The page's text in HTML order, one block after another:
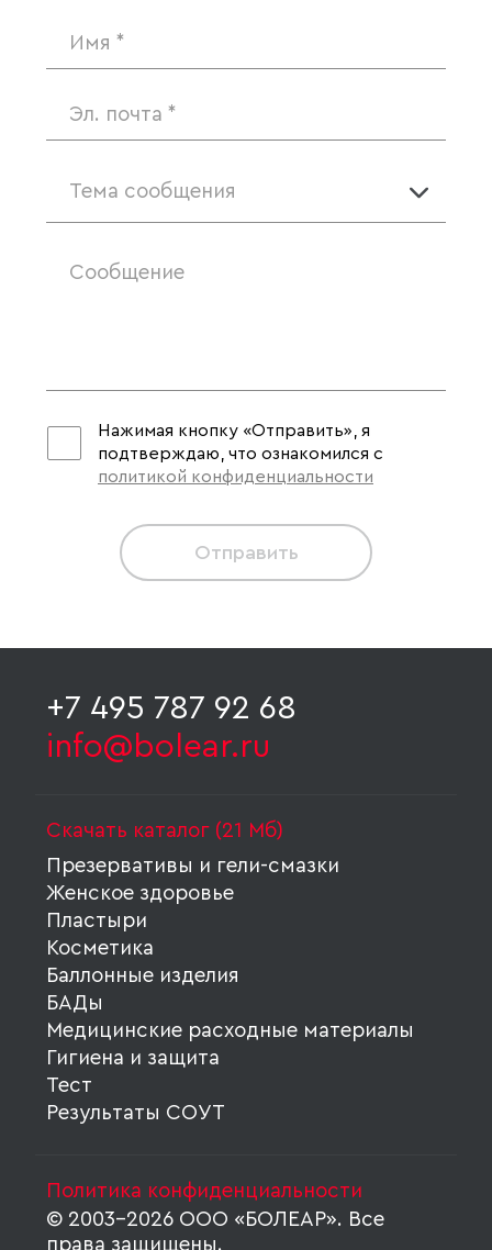
Тема сообщения
Нажимая кнопку «Отправить», я
подтверждаю, что ознакомился с
политикой конфиденциальности
Отправить
+7 495 787 92 68
info@bolear.ru
Скачать каталог (21 Мб)
Презервативы и гели-смазки
Женское здоровье
Пластыри
Косметика
Баллонные изделия
БАДы
Медицинские расходные материалы
Гигиена и защита
Тест
Результаты СОУТ
© 2003-2026 ООО «БОЛЕАР». Все
права защищены.
Политика конфиденциальности